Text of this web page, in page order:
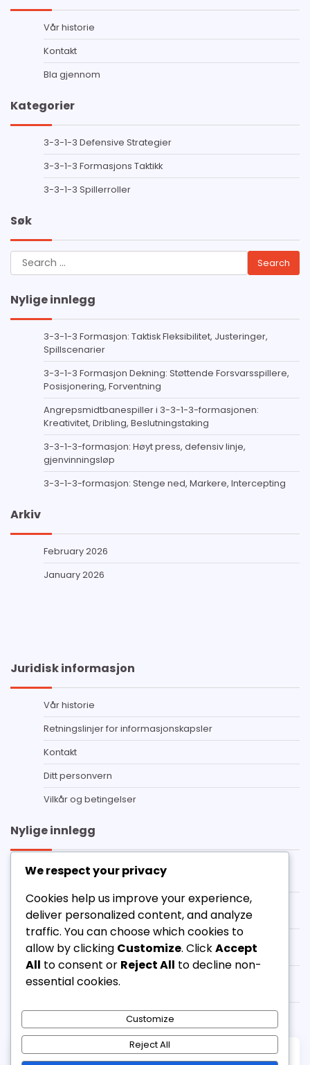
Vår historie
Kontakt
Bla gjennom
Kategorier
3-3-1-3 Defensive Strategier
3-3-1-3 Formasjons Taktikk
3-3-1-3 Spillerroller
Søk
Search
for:
Nylige innlegg
3-3-1-3 Formasjon: Taktisk Fleksibilitet, Justeringer,
Spillscenarier
3-3-1-3 Formasjon Dekning: Støttende Forsvarsspillere,
Posisjonering, Forventning
Angrepsmidtbanespiller i 3-3-1-3-formasjonen:
Kreativitet, Dribling, Beslutningstaking
3-3-1-3-formasjon: Høyt press, defensiv linje,
gjenvinningsløp
3-3-1-3-formasjon: Stenge ned, Markere, Intercepting
Arkiv
February 2026
January 2026
Juridisk informasjon
Vår historie
Retningslinjer for informasjonskapsler
Kontakt
Ditt personvern
Vilkår og betingelser
Nylige innlegg
3-3-1-3 Formasjon: Taktisk Fleksibilitet, Justeringer,
Spillscenarier
3-3-1-3 Formasjon Dekning: Støttende Forsvarsspillere,
Posisjonering, Forventning
Angrepsmidtbanespiller i 3-3-1-3-formasjonen:
Kreativitet, Dribling, Beslutningstaking
3-3-1-3-formasjon: Høyt press, defensiv linje,
3-3-1-3-formasjon: Stenge ned, Markere, Intercepting
Copyright © 2026cafebastant.noTheme:
We respect your privacy
Cookies help us improve your experience,
deliver personalized content, and analyze
traffic. You can choose which cookies to
allow by clicking Customize. ClickAccept
All to consent or Reject All to decline non-
essential cookies.
Customize
Reject All